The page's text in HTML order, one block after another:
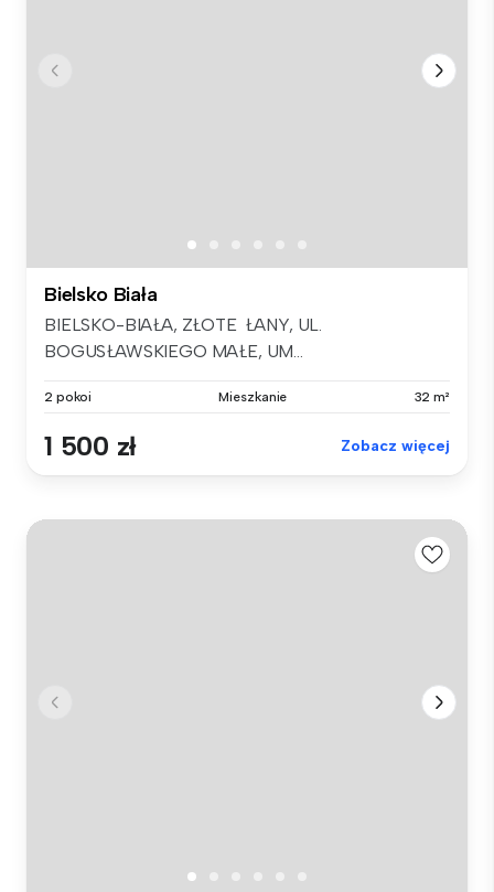
Bielsko Biała
BIELSKO-BIAŁA, ZŁOTE ŁANY, UL.
BOGUSŁAWSKIEGO MAŁE, UM...
2 pokoi Mieszkanie 32 m²
1 500 zł Zobacz więcej